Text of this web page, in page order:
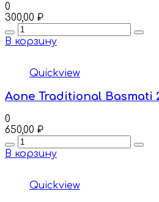
0
300,00 ₽
Quantity
В корзину
Quickview
Aone Traditional
0
650,00 ₽
Quantity
В корзину
Quickview